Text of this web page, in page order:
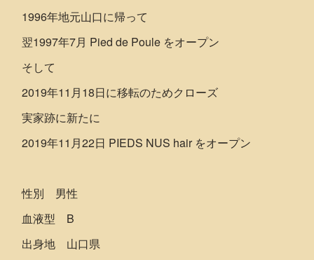
1996年地元山口に帰って
翌1997年7月 Pied de Poule をオープン
そして
2019年11月18日に移転のためクローズ
実家跡に新たに
2019年11月22日 PIEDS NUS hair をオープン
性別 男性
血液型 B
出身地 山口県